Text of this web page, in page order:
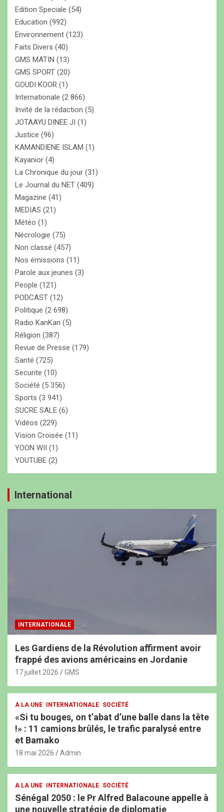
Edition Speciale (54)
Education (992)
Environnement (123)
Faits Divers (40)
GMS MATIN (13)
GMS SPORT (20)
GOUDI KOOR (1)
Internationale (2 866)
Invité de la rédaction (5)
JOTAAYU DINEE JI (1)
Justice (96)
KAMANDIENE ISLAM (1)
Kayanior (4)
La Chronique du jour (31)
Le Journal du NET (409)
Magazine (41)
MEDIAS (21)
Météo (1)
Nécrologie (75)
Non classé (457)
Nos émissions (11)
Parole aux jeunes (3)
People (121)
PODCAST (12)
Politique (2 698)
Radio KanKan (5)
Réligion (387)
Revue de Presse (179)
Santé (725)
Securite (10)
Société (5 356)
Sports (3 941)
SUCRE SALE (6)
Vidéos (229)
Vision Croisée (11)
YOON WII (1)
YOUTUBE (2)
International
INTERNATIONALE
Les Gardiens de la Révolution affirment avoir
frappé des avions américains en Jordanie
17 juillet 2026 GMS
A LA UNE INTERNATIONALE SOCIÉTÉ
«Si tu bouges, on t’abat d’une balle dans la tête
!» : 11 camions brûlés, le trafic paralysé entre
et Bamako
18 mai 2026 Admin
A LA UNE INTERNATIONALE SOCIÉTÉ
Sénégal 2050 : le Pr Alfred Balacoune appelle à
une nouvelle stratégie de diplomatie